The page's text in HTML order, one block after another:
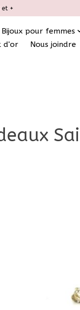
et +
Bijoux pour femmes
d'or
Nous joindre